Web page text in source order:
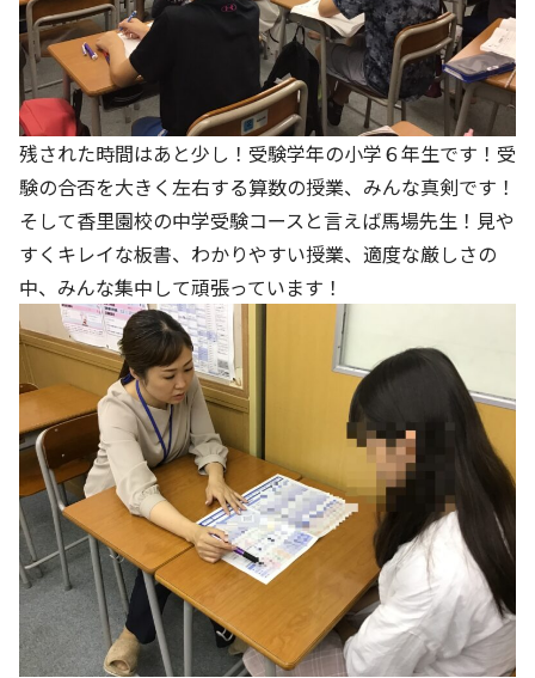
残された時間はあと少し！受験学年の小学６年生です！受
験の合否を大きく左右する算数の授業、みんな真剣です！
そして香里園校の中学受験コースと言えば馬場先生！見や
すくキレイな板書、わかりやすい授業、適度な厳しさの
中、みんな集中して頑張っています！